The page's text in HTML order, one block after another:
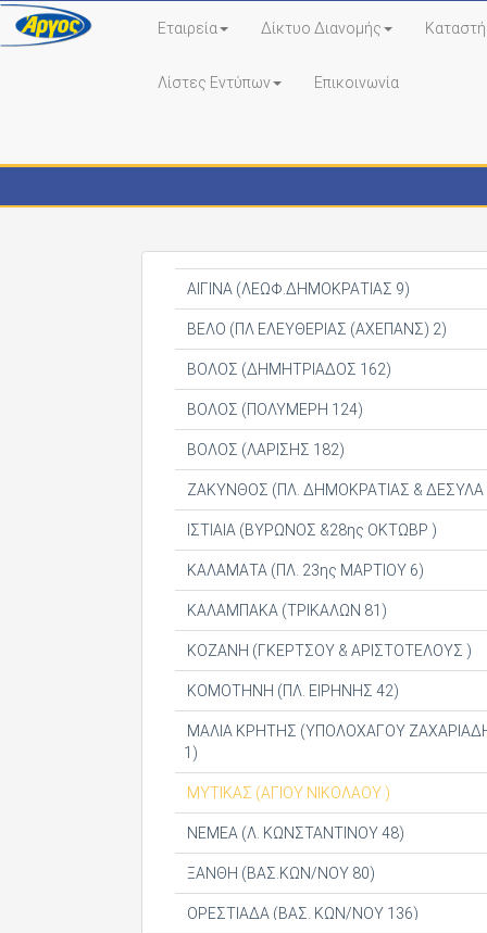
Εταιρεία Δίκτυο Διανομής
Λίστες Εντύπων Επικοινωνία
ΑΙΓΙΝΑ (ΛΕΩΦ.ΔΗΜΟΚΡΑΤΙΑΣ 9)
ΒΕΛΟ (ΠΛ ΕΛΕΥΘΕΡΙΑΣ (ΑΧΕΠΑΝΣ) 2)
ΒΟΛΟΣ (ΔΗΜΗΤΡΙΑΔΟΣ 162)
ΒΟΛΟΣ (ΠΟΛΥΜΕΡΗ 124)
ΒΟΛΟΣ (ΛΑΡΙΣΗΣ 182)
ΖΑΚΥΝΘΟΣ (ΠΛ. ΔΗΜΟΚΡΑΤΙΑΣ & ΔΕΣΥΛΑ
ΙΣΤΙΑΙΑ (ΒΥΡΩΝΟΣ &28ης ΟΚΤΩΒΡ )
ΚΑΛΑΜΑΤΑ (ΠΛ. 23ης ΜΑΡΤΙΟΥ 6)
ΚΑΛΑΜΠΑΚΑ (ΤΡΙΚΑΛΩΝ 81)
ΚΟΖΑΝΗ (ΓΚΕΡΤΣΟΥ & ΑΡΙΣΤΟΤΕΛΟΥΣ )
ΚΟΜΟΤΗΝΗ (ΠΛ. ΕΙΡΗΝΗΣ 42)
ΜΑΛΙΑ ΚΡΗΤΗΣ (ΥΠΟΛΟΧΑΓΟΥ
1)
ΜΥΤΙΚΑΣ (ΑΓΙΟΥ ΝΙΚΟΛΑΟΥ )
ΝΕΜΕΑ (Λ. ΚΩΝΣΤΑΝΤΙΝΟΥ 48)
ΞΑΝΘΗ (ΒΑΣ.ΚΩΝ/ΝΟΥ 80)
ΟΡΕΣΤΙΑΔΑ (ΒΑΣ. ΚΩΝ/ΝΟΥ 136)